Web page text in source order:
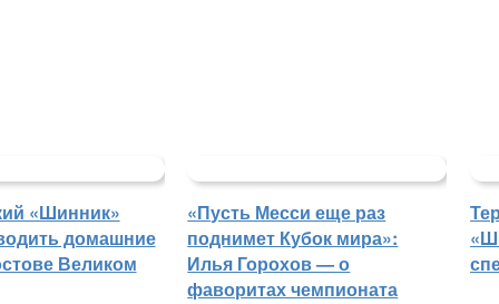
«Шинник»
домашние
Великом
«Пусть Месси еще раз
поднимет Кубок мира»:
Илья Горохов — о
фаворитах чемпионата